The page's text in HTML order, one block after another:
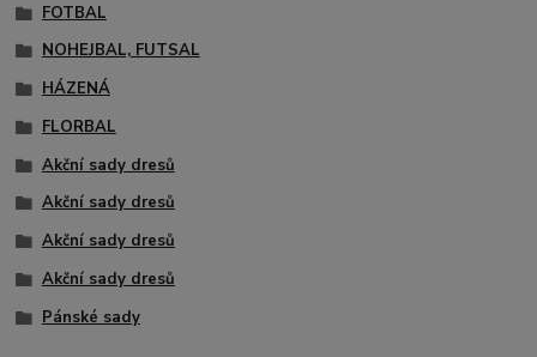
FOTBAL
NOHEJBAL, FUTSAL
HÁZENÁ
FLORBAL
Akční sady dresů
Akční sady dresů
Akční sady dresů
Akční sady dresů
Pánské sady